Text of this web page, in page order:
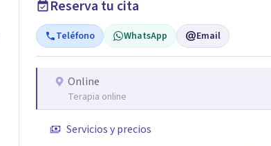
Reserva tu cita
Teléfono WhatsApp Email
Online
Terapia online
Servicios y precios